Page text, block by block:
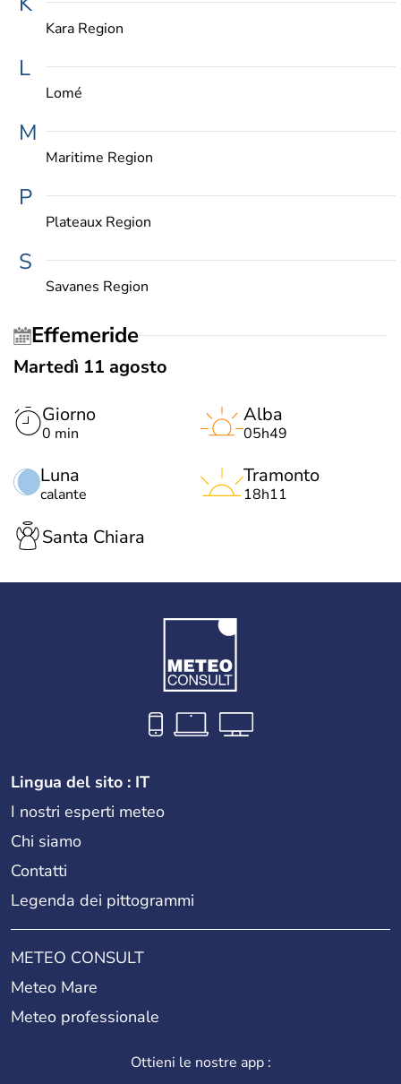
Kara Region
L
Lomé
M
Maritime Region
P
Plateaux Region
S
Savanes Region
Effemeride
Martedì 11 agosto
Giorno
0 min
Luna
calante
Alba
05h49
Tramonto
18h11
Santa Chiara
Lingua del sito : IT
I nostri esperti meteo
Chi siamo
Contatti
Legenda dei pittogrammi
METEO CONSULT
Meteo Mare
Meteo professionale
Ottieni le nostre app :